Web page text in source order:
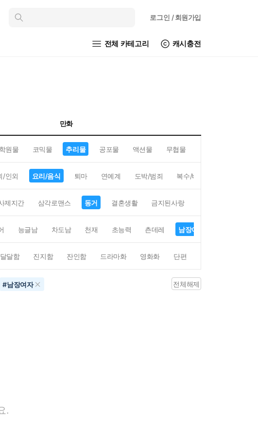
인
로그인 / 회원가입
전체 카테고리 캐시충전
만화
학원물 코믹물 추리물 공포물 액션물 무협물
/인외 요리/음식 퇴마 연예계 도박/범죄 복수/배신
제지간 삼각로맨스 동거 결혼생활 금지된사랑
능글남 차도남 천재 초능력 츤데레 남장여자
달달함 진지함 잔인함 드라마화 영화화 단편
#남장여자 전체해제
.